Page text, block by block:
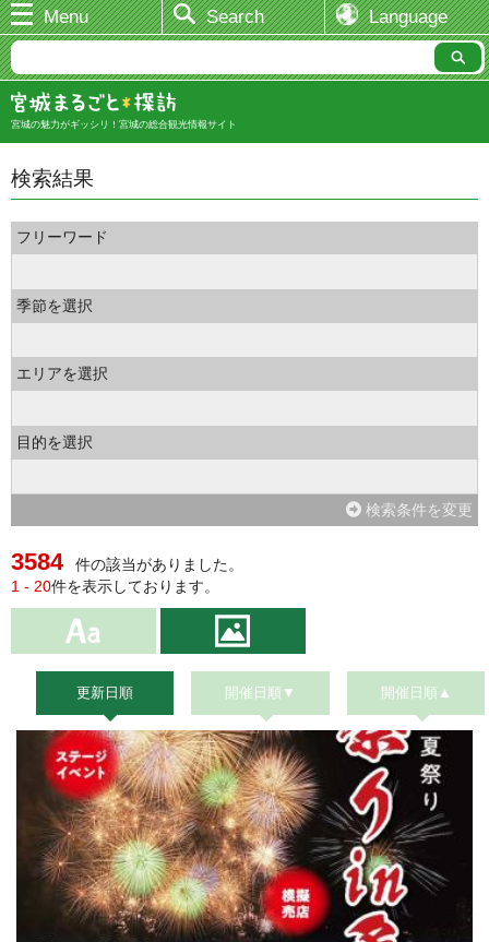
Menu Search Language
宮城の魅力がギッシリ！宮城の総合観光情報サイト
検索結果
フリーワード
季節を選択
エリアを選択
目的を選択
検索条件を変更
3584
件の該当がありました。
1 - 20件を表示しております。
更新日順 開催日順▼ 開催日順▲